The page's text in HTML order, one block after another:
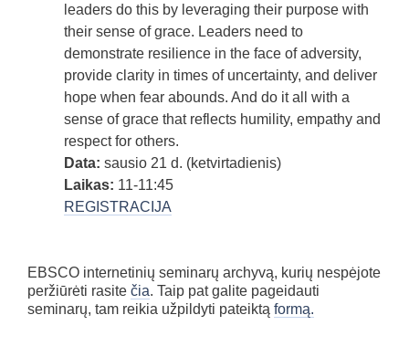
leaders do this by leveraging their purpose with
their sense of grace. Leaders need to
demonstrate resilience in the face of adversity,
provide clarity in times of uncertainty, and deliver
hope when fear abounds. And do it all with a
sense of grace that reflects humility, empathy and
respect for others.
Data: sausio 21 d. (ketvirtadienis)
Laikas: 11-11:45
REGISTRACIJA
EBSCO internetinių seminarų archyvą, kurių nespėjote
peržiūrėti rasite čia. Taip pat galite pageidauti
seminarų, tam reikia užpildyti pateiktą formą.